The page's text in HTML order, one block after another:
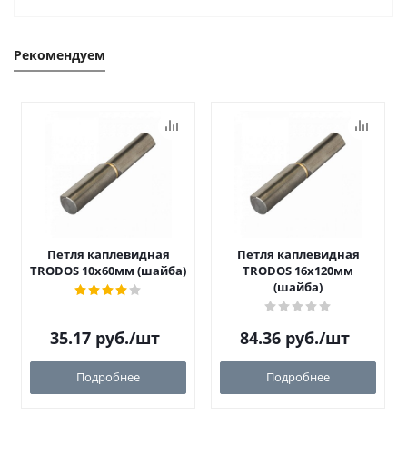
Рекомендуем
Петля каплевидная
TRODOS 10х60мм (шайба)
35.17 руб./шт
Подробнее
Петля каплевидная
TRODOS 16х120мм
(шайба)
84.36 руб./шт
Подробнее